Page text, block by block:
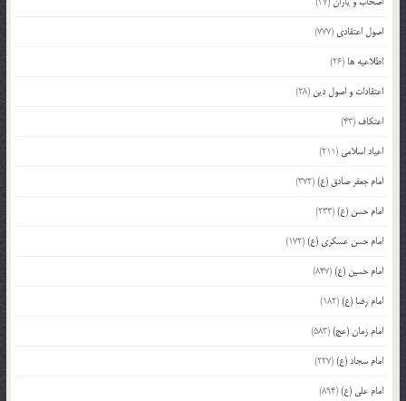
اصول اعتقادی (777)
اطلاعیه ها (26)
اعتقادات و اصول دین (28)
اعتکاف (43)
اعیاد اسلامی (211)
امام جعفر صادق (ع)(372)
امام حسن (ع)(233)
امام حسن عسکری (ع)(172)
امام حسین (ع)(847)
امام رضا (ع)(182)
امام زمان (عج)(583)
امام سجاد (ع)(227)
امام علی (ع)(894)